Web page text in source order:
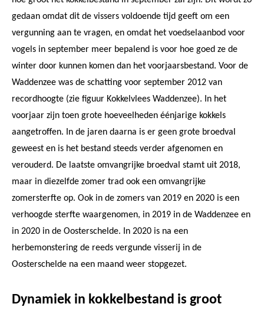
gedaan omdat dit de vissers voldoende tijd geeft om een
vergunning aan te vragen, en omdat het voedselaanbod voor
vogels in september meer bepalend is voor hoe goed ze de
winter door kunnen komen dan het voorjaarsbestand. Voor de
Waddenzee was de schatting voor september 2012 van
recordhoogte (zie figuur Kokkelvlees Waddenzee). In het
voorjaar zijn toen grote hoeveelheden éénjarige kokkels
aangetroffen. In de jaren daarna is er geen grote broedval
geweest en is het bestand steeds verder afgenomen en
verouderd. De laatste omvangrijke broedval stamt uit 2018,
maar in diezelfde zomer trad ook een omvangrijke
zomersterfte op. Ook in de zomers van 2019 en 2020 is een
verhoogde sterfte waargenomen, in 2019 in de Waddenzee en
in 2020 in de Oosterschelde. In 2020 is na een
herbemonstering de reeds vergunde visserij in de
Oosterschelde na een maand weer stopgezet.
Dynamiek in kokkelbestand is groot